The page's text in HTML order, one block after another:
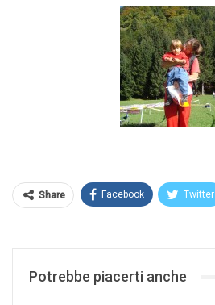
Share Facebook Twitter
Potrebbe piacerti anche